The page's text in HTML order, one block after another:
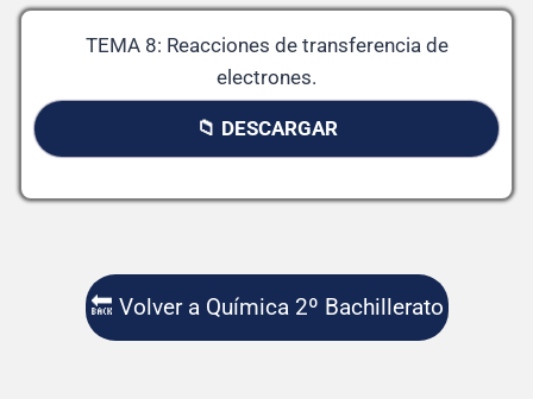
TEMA 8: Reacciones de transferencia de
electrones.
📁 DESCARGAR
🔙 Volver a Química 2º Bachillerato